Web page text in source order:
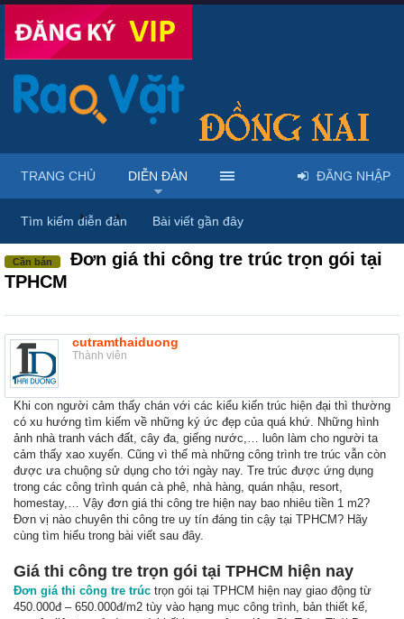
Diễn đàn ... Rao vặt tổng hợp - Uy tín - Miễn phí
Cần bán
Đơn giá thi công tre trúc trọn gói tại
TPHCM
cutramthaiduong
Thành viên
Khi con người cảm thấy chán với các kiểu kiến trúc hiện đại thì thường
có xu hướng tìm kiếm về những ký ức đẹp của quá khứ. Những hình
ảnh nhà tranh vách đất, cây đa, giếng nước,… luôn làm cho người ta
cảm thấy xao xuyến. Cũng vì thế mà những công trình tre trúc vẫn còn
được ưa chuộng sử dụng cho tới ngày nay. Tre trúc được ứng dụng
trong các công trình quán cà phê, nhà hàng, quán nhậu, resort,
homestay,… Vậy đơn giá thi công tre hiện nay bao nhiêu tiền 1 m2?
Đơn vị nào chuyên thi công tre uy tín đáng tin cậy tại TPHCM? Hãy
cùng tìm hiểu trong bài viết sau đây.
Giá thi công tre trọn gói tại TPHCM hiện nay
Đơn giá thi công tre trúc trọn gói tại TPHCM hiện nay giao động từ
450.000đ – 650.000đ/m2 tùy vào hạng mục công trình, bản thiết kế,
TRANG CHỦ DIỄN ĐÀN
Tìm kiếm diễn đàn Bài viết gần đây
ĐĂNG NHẬP